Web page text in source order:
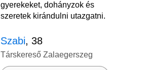
gyerekeket, dohányzok és
szeretek kirándulni utazgatni.
Szabi, 38
Társkereső Zalaegerszeg